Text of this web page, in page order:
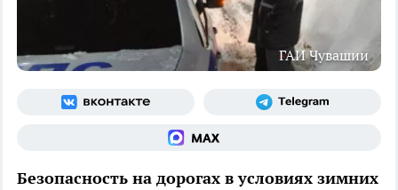
ГАИ Чувашии
Безопасность на дорогах в условиях зимних